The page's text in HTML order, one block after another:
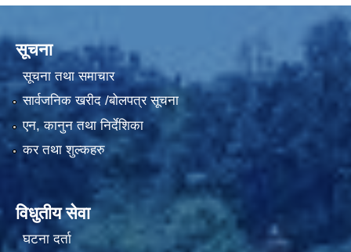
सूचना
सूचना तथा समाचार
सार्वजनिक खरीद /बोलपत्र सूचना
एन, कानुन तथा निर्देशिका
कर तथा शुल्कहरु
विधुतीय सेवा
घटना दर्ता